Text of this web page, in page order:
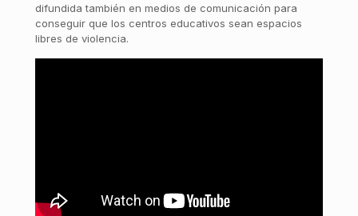
difundida también en medios de comunicación para
conseguir que los centros educativos sean espacios
libres de violencia.